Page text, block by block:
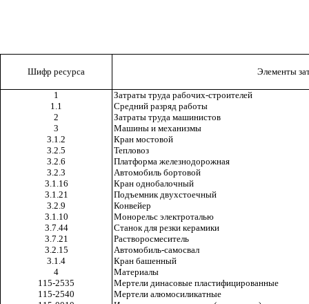
Шифр ресурса Элементы
1
Затраты труда рабочих-строителей
1.1
Средний разряд работы
2
Затраты труда машинистов
3
Машины и механизмы
3.1.2
Кран мостовой
3.2.5
Тепловоз
3.2.6
Платформа железнодорожная
3.2.3
Автомобиль бортовой
3.1.16
Кран однобалочный
3.1.21
Подъемник двухстоечный
3.2.9
Конвейер
3.1.10
Монорельс электроталью
3.7.44
Станок для резки керамики
3.7.21
Растворосмеситель
3.2.15
Автомобиль-самосвал
3.1.4
Кран башенный
4
Материалы
115-2535
Мертели динасовые пластифицированные
115-2540
Мертели алюмосиликатные